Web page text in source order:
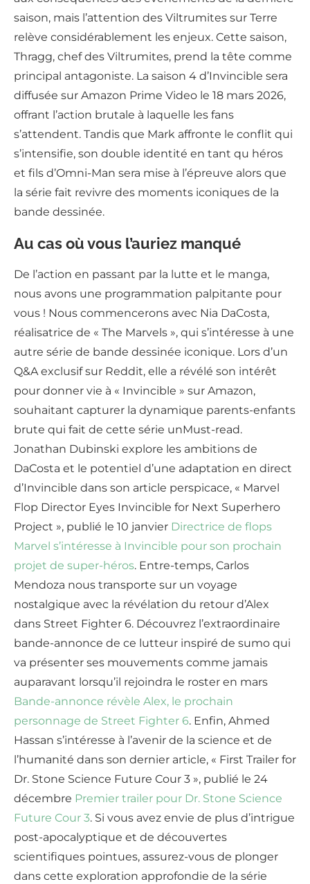
saison, mais l’attention des Viltrumites sur Terre
relève considérablement les enjeux. Cette saison,
Thragg, chef des Viltrumites, prend la tête comme
principal antagoniste. La saison 4 d’Invincible sera
diffusée sur Amazon Prime Video le 18 mars 2026,
offrant l’action brutale à laquelle les fans
s’attendent. Tandis que Mark affronte le conflit qui
s’intensifie, son double identité en tant qu héros
et fils d’Omni-Man sera mise à l’épreuve alors que
la série fait revivre des moments iconiques de la
bande dessinée.
Au cas où vous l’auriez manqué
De l’action en passant par la lutte et le manga,
nous avons une programmation palpitante pour
vous ! Nous commencerons avec Nia DaCosta,
réalisatrice de « The Marvels », qui s’intéresse à une
autre série de bande dessinée iconique. Lors d’un
Q&A exclusif sur Reddit, elle a révélé son intérêt
pour donner vie à « Invincible » sur Amazon,
souhaitant capturer la dynamique parents-enfants
brute qui fait de cette série unMust-read.
Jonathan Dubinski explore les ambitions de
DaCosta et le potentiel d’une adaptation en direct
d’Invincible dans son article perspicace, « Marvel
Flop Director Eyes Invincible for Next Superhero
Project », publié le 10 janvier Directrice de flops
Marvel s’intéresse à Invincible pour son prochain
projet de super-héros. Entre-temps, Carlos
Mendoza nous transporte sur un voyage
nostalgique avec la révélation du retour d’Alex
dans Street Fighter 6. Découvrez l’extraordinaire
bande-annonce de ce lutteur inspiré de sumo qui
va présenter ses mouvements comme jamais
auparavant lorsqu’il rejoindra le roster en mars
Bande-annonce révèle Alex, le prochain
personnage de Street Fighter 6. Enfin, Ahmed
Hassan s’intéresse à l’avenir de la science et de
l’humanité dans son dernier article, « First Trailer for
Dr. Stone Science Future Cour 3 », publié le 24
décembre Premier trailer pour Dr. Stone Science
Future Cour 3. Si vous avez envie de plus d’intrigue
post-apocalyptique et de découvertes
scientifiques pointues, assurez-vous de plonger
dans cette exploration approfondie de la série